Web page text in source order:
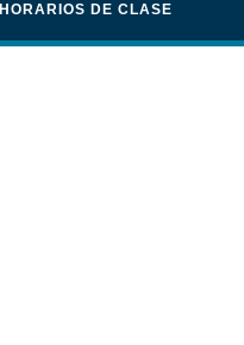
HORARIOS DE CLASE